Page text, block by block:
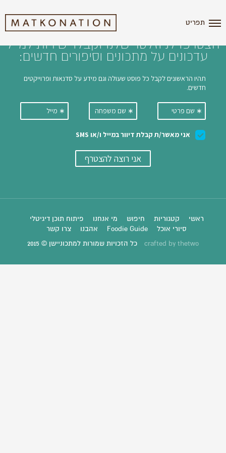
תפריט
הצטרפו לניוזלטר שלנו וקבלו ישירות למייל
עדכונים על מתכונים וסיפורים חדשים:
ראשי קטגוריות חיפוש מי אנחנו
פיתוח תוכן דיגיטלי
סיורי אוכל
Foodie Guide אהבנו צרו קשר
crafted by thetwo כל הזכויות שמורות למתכוניישן © 2015